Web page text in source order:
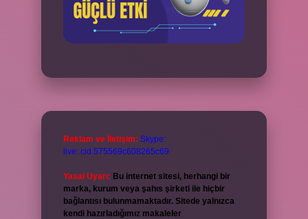
Reklam ve İletişim: Skype:
live:.cid.575569c608265c69
Yasal Uyarı: Bu internet sitesi, herhangi bir
marka, kurum veya şahıs şirketi ile hiçbir
bağlantısı bulunmamaktadır. Sitede yalnızca
kendi hazırladığımız makaleler